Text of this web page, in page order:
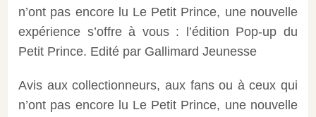
n’ont pas encore lu Le Petit Prince, une nouvelle
expérience s’offre à vous : l’édition Pop-up du
Petit Prince. Edité par Gallimard Jeunesse
Avis aux collectionneurs, aux fans ou à ceux qui
n’ont pas encore lu Le Petit Prince, une nouvelle